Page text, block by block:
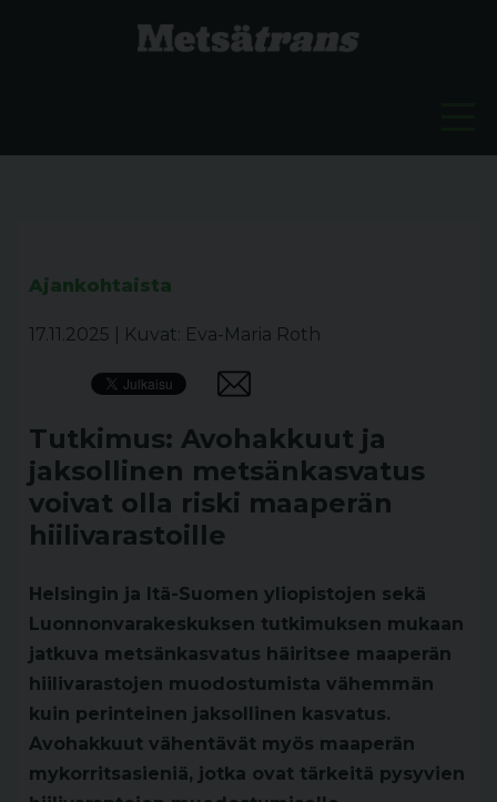
Ajankohtaista
17.11.2025 Kuvat: Eva-Maria Roth
Tutkimus: Avohakkuut ja
jaksollinen metsänkasvatus
voivat olla riski maaperän
hiilivarastoille
Helsingin ja Itä-Suomen yliopistojen sekä
Luonnonvarakeskuksen tutkimuksen mukaan
jatkuva metsänkasvatus häiritsee maaperän
hiilivarastojen muodostumista vähemmän
kuin perinteinen jaksollinen kasvatus.
Avohakkuut vähentävät myös maaperän
mykorritsasieniä, jotka ovat tärkeitä pysyvien